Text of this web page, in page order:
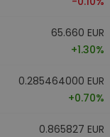
65.660 EUR
+1.30%
0.285464000 EUR
+0.70%
0.865827 EUR